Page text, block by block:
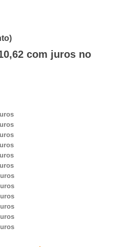
com juros no